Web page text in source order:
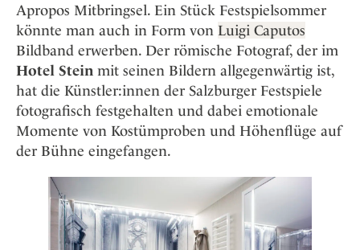
Apropos Mitbringsel. Ein Stück Festspielsommer
könnte man auch in Form von Luigi Caputos
Bildband erwerben. Der römische Fotograf, der im
Hotel Stein mit seinen Bildern allgegenwärtig ist,
hat die Künstler:innen der Salzburger Festspiele
fotografisch festgehalten und dabei emotionale
Momente von Kostümproben und Höhenflüge auf
der Bühne eingefangen.